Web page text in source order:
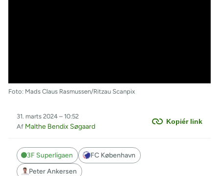
Foto: Mads Claus Rasmussen/Ritzau Scanpix
Kopiér link
31. marts 2024 – 10:52
Af Malthe Bendix Søgaard
3F Superligaen
FC København
Peter Ankersen